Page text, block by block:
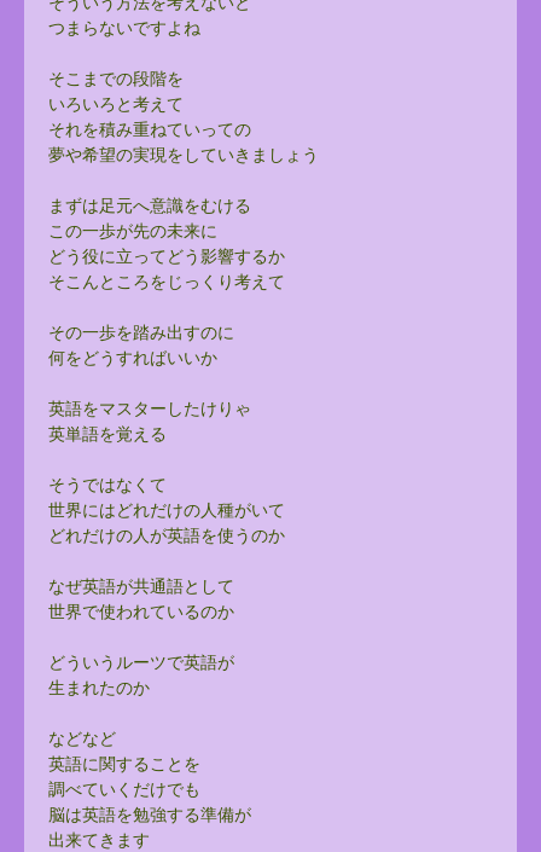
つまらないですよね
そこまでの段階を
いろいろと考えて
それを積み重ねていっての
夢や希望の実現をしていきましょう
まずは足元へ意識をむける
この一歩が先の未来に
どう役に立ってどう影響するか
そこんところをじっくり考えて
その一歩を踏み出すのに
何をどうすればいいか
英語をマスターしたけりゃ
英単語を覚える
そうではなくて
世界にはどれだけの人種がいて
どれだけの人が英語を使うのか
なぜ英語が共通語として
世界で使われているのか
どういうルーツで英語が
生まれたのか
などなど
英語に関することを
調べていくだけでも
脳は英語を勉強する準備が
出来てきます